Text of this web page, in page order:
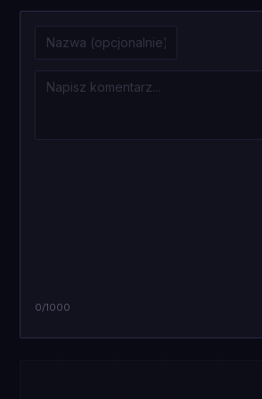
0/1000